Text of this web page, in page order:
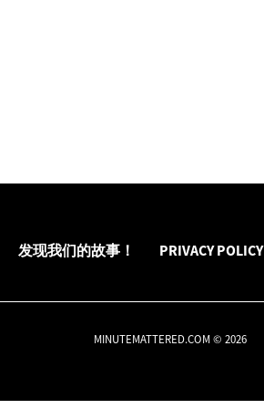
发现我们的故事！ PRIVACY POLICY
MINUTEMATTERED.COM © 2026